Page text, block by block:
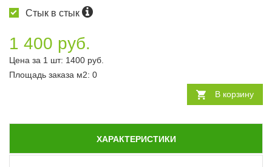
Стык в стык
1 400 руб.
Цена за 1 шт: 1400 руб.
Площадь заказа м2: 0
В корзину
ХАРАКТЕРИСТИКИ